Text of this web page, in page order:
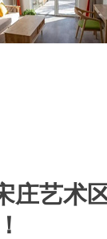
庄艺术